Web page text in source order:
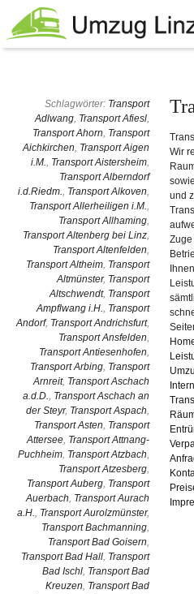
Schlagwörter: Transport
Adlwang, Transport Afiesl,
Transport Ahorn, Transport
Aichkirchen, Transport Aigen
i.M., Transport Aistersheim,
Transport Alberndorf
i.d.Riedm., Transport Alkoven,
Transport Allerheiligen i.M.,
Transport Allhaming,
Transport Altenberg bei Linz,
Transport Altenfelden,
Transport Altheim, Transport
Altmünster, Transport
Altschwendt, Transport
Ampflwang i.H., Transport
Andorf, Transport Andrichsfurt,
Transport Ansfelden,
Transport Antiesenhofen,
Transport Arbing, Transport
Arnreit, Transport Aschach
a.d.D., Transport Aschach an
der Steyr, Transport Aspach,
Transport Asten, Transport
Attersee, Transport Attnang-
Puchheim, Transport Atzbach,
Transport Atzesberg,
Transport Auberg, Transport
Auerbach, Transport Aurach
a.H., Transport Aurolzmünster,
Transport Bachmanning,
Transport Bad Goisern,
Transport Bad Hall, Transport
Bad Ischl, Transport Bad
Kreuzen, Transport Bad
Wir
und